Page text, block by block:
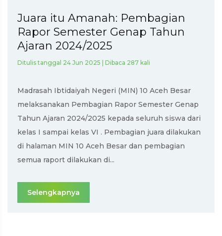
Juara itu Amanah: Pembagian
Rapor Semester Genap Tahun
Ajaran 2024/2025
Ditulis tanggal 24 Jun 2025 | Dibaca 287 kali
Madrasah Ibtidaiyah Negeri (MIN) 10 Aceh Besar
melaksanakan Pembagian Rapor Semester Genap
Tahun Ajaran 2024/2025 kepada seluruh siswa dari
kelas I sampai kelas VI . Pembagian juara dilakukan
di halaman MIN 10 Aceh Besar dan pembagian
semua raport dilakukan di...
Selengkapnya